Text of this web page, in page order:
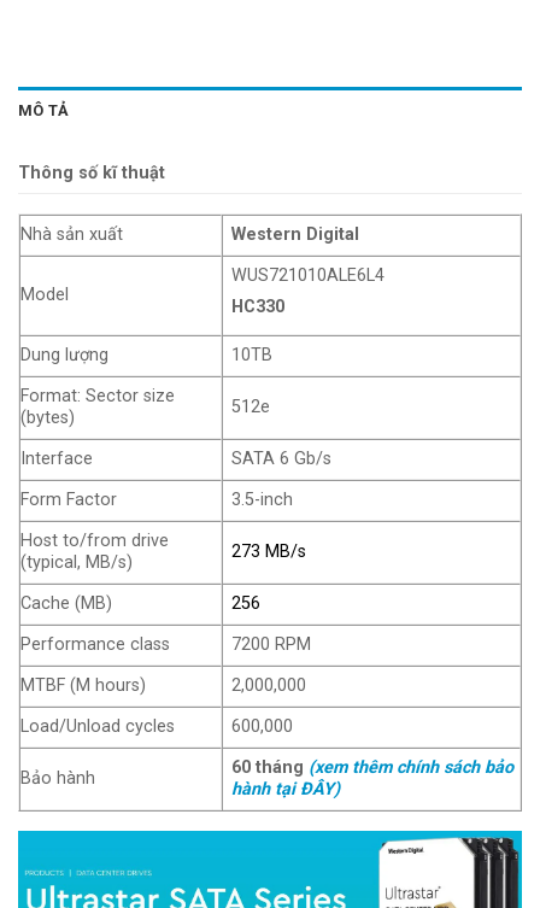
MÔ TẢ
Thông số kĩ thuật
Nhà sản xuất Western Digital
Model
WUS721010ALE6L4
HC330
Dung lượng
10TB
Format: Sector size
(bytes)
512e
Interface
SATA 6 Gb/s
Form Factor
3.5-inch
Host to/from drive
(typical, MB/s)
273 MB/s
Cache (MB)
256
Performance class
7200 RPM
MTBF (M hours)
2,000,000
Load/Unload cycles
600,000
Bảo hành
60 tháng (xem thêm chính sách bảo
hành tại ĐÂY)